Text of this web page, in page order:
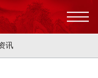
讯